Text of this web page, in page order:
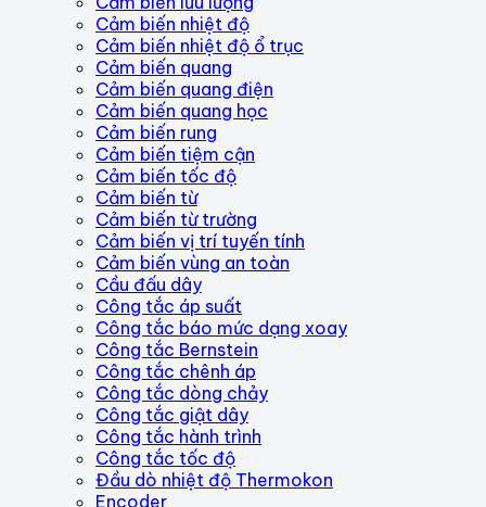
Cảm biến nhiệt độ
Cảm biến nhiệt độ ổ trục
Cảm biến quang
Cảm biến quang điện
Cảm biến quang học
Cảm biến rung
Cảm biến tiệm cận
Cảm biến tốc độ
Cảm biến từ
Cảm biến từ trường
Cảm biến vị trí tuyến tính
Cảm biến vùng an toàn
Cầu đấu dây
Công tắc áp suất
Công tắc báo mức dạng xoay
Công tắc Bernstein
Công tắc chênh áp
Công tắc dòng chảy
Công tắc giật dây
Công tắc hành trình
Công tắc tốc độ
Đầu dò nhiệt độ Thermokon
Encoder